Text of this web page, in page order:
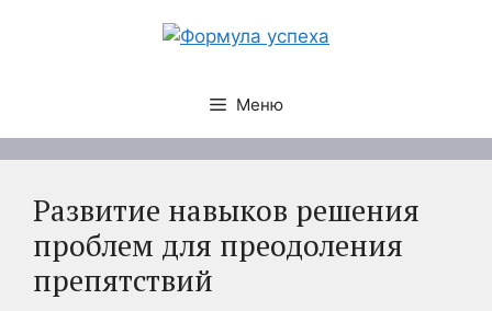
Меню
Развитие навыков решения
проблем для преодоления
препятствий